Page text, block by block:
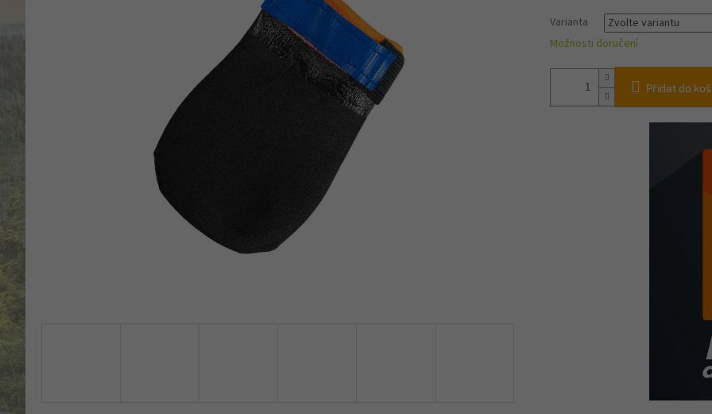
Varianta
Možnosti doručení
Přidat do